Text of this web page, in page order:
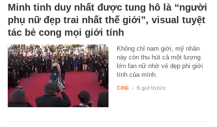
Minh tinh duy nhất được tung hô là “người
phụ nữ đẹp trai nhất thế giới”, visual tuyệt
tác bẻ cong mọi giới tính
Không chỉ nam giới, mỹ nhân
này còn thu hút cả một lượng
lớn fan nữ nhờ vẻ đẹp phi giới
tính của mình.
CINE - 6 giờ trước